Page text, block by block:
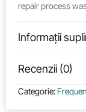
repair process
Informații
Recenzii (0)
Categorie: